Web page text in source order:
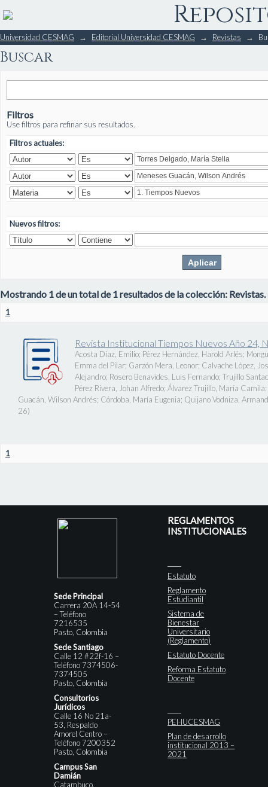
Buscar
Universidad CESMAG → Editorial Universidad CESMAG → Revistas →
Buscar
Filtros
Use filtros para refinar sus resultados.
Filtros actuales:
Nuevos filtros:
Mostrando 1 de un total de 1 resultados de la colección: Revistas.
1
Revista Institucional Tiempos Nuevos Año 24,
Acosta Díaz, Emilio; Pérez Hernández, Harold Arlés;
Emma del Pilar; Garzón Mera, Leonor; Calvache López,
Alejandro; Rosero Benavides, Luis Fernando; Trujillo
Pérez Rivera, Johan Alfredo; Álvarez Trujillo, María Camila;
Guacán, Wilson Andrés; Córdoba, María Eugenia; Quijano Vodniza,
26)
1
Sede Principal
Carrera 20A 14-54
– Teléfono
7216535
Pasto, Colombia
Sede Santiago
Calle 12 #22f-16 –
Teléfono 7374506-
7374505
Pasto, Colombia
Consultorios
Jurídicos
Calle 16 No 21a-
53, Respaldo
Amorel Centro –
Teléfono 7200352
Pasto, Colombia
Campus San
Damián
Catambuco,
REGLAMENTOS
INSTITUCIONALES
Estatuto
Reglamento
Estudiantil
Sistema de
Bienestar
Universitario
(Reglamento)
Estatuto Docente
Reforma Estatuto
Docente
PEI-IUCESMAG
Plan de desarrollo
institucional 2013 –
2021